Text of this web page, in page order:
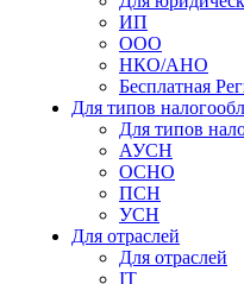
ИП
ООО
НКО/АНО
Бесплатная
Для типов
Для типов
АУСН
ОСНО
ПСН
УСН
Для отраслей
Для отраслей
IT